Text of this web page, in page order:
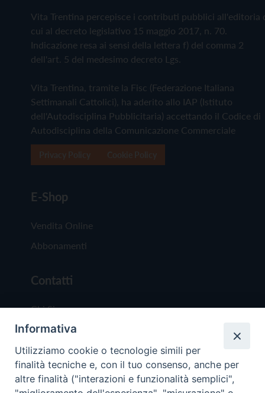
Vita Trentina percepisce i contributi pubblici all'editoria
cui al decreto legislativo 15 maggio 2017, n. 70.
Indicazione resa ai sensi della lettera f) del comma 2
dell'art. 5 del medesimo decreto Lgs.
Vita Trentina, tramite la Fisc (Federazione Italiana
Settimanali Cattolici), ha aderito allo IAP (Istituto
dell'Autodisciplina Pubblicitaria) accettando il Codice di
Autodisciplina della Comunicazione Commerciale
E-Shop
Vendita Online
Abbonamenti
Contatti
Chi Siamo
Redazione
Scrivici
Informativa
Utilizziamo cookie o tecnologie simili per
finalità tecniche e, con il tuo consenso, anche per
altre finalità ("interazioni e funzionalità semplici",